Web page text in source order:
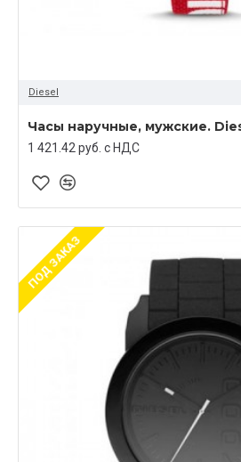
Diesel
Часы наручные, мужские.
1 421.42 руб. c НДС
ПОД ЗАКАЗ